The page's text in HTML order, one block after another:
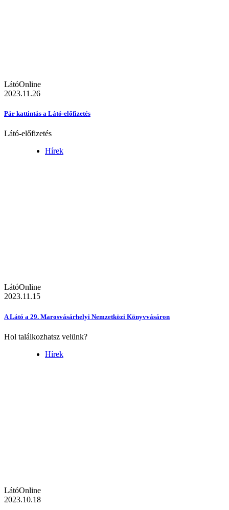
LátóOnline
2023.11.26
Pár kattintás a Látó-előfizetés
Látó-előfizetés
Hírek
LátóOnline
2023.11.15
A Látó a 29. Marosvásárhelyi Nemzetközi Könyvvásáron
Hol találkozhatsz velünk?
Hírek
LátóOnline
2023.10.18